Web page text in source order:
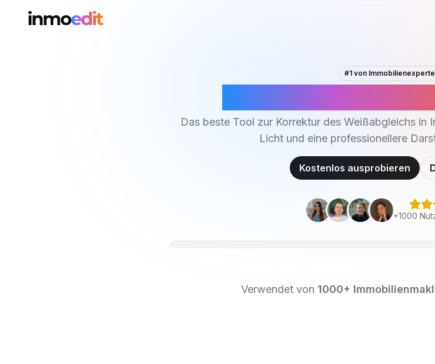
#1 von
Das beste Tool zur Korrektur des Weißabgleichs in
Licht und eine professionellere
Kostenlos ausprobieren
+1000
Verwendet von 1000+